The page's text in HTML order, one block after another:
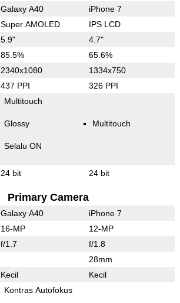
Galaxy A40 iPhone 7
Super AMOLED IPS LCD
5.9" 4.7"
85.5% 65.6%
2340x1080 1334x750
437 PPI 326 PPI
Multitouch
Glossy
Selalu ON
Multitouch
24 bit 24 bit
Primary Camera
Galaxy A40 iPhone 7
16-MP 12-MP
f/1.7 f/1.8
28mm
Kecil Kecil
Kontras Autofokus